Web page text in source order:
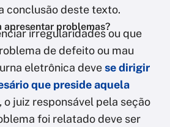
conclusão deste texto.
apresentar problemas?
irregularidades ou que
de defeito ou mau
eletrônica devese dirigir
que preside aquela
o juiz responsável pela seção
foi relatado deve ser